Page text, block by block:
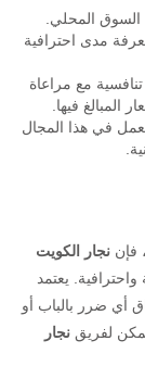
المحلي.
مدى احترافية
مع مراعاة
المبالغ فيها.
في هذا المجال
فإن نجار الكويت
يعتمد
أي ضرر بالباب أو
لفريق نجار